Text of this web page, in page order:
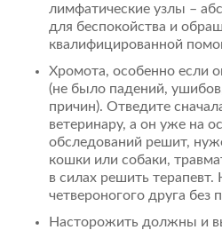
лимфатические узлы –
для беспокойства и
квалифицированной
Хромота, особенно если
(не было падений,
причин). Отведите
ветеринару, а он уже на
обследований решит,
кошки или собаки,
в силах решить терапевт.
четвероногого друга без
Насторожить должны и